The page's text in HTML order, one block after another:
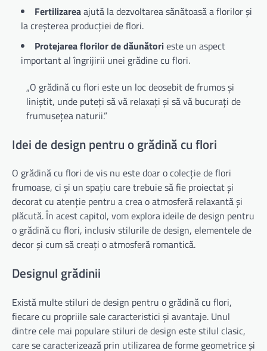
Fertilizareaajută la dezvoltarea sănătoasă a florilor și
la creșterea producției de flori.
Protejarea florilor de dăunătorieste un aspect
important al îngrijirii unei grădine cu flori.
„O grădină cu flori este un loc deosebit de frumos și
liniștit, unde puteți să vă relaxați și să vă bucurați de
frumusețea naturii.”
Idei de design pentru o grădină cu flori
O grădină cu flori de vis nu este doar o colecție de flori
frumoase, ci și un spațiu care trebuie să fie proiectat și
decorat cu atenție pentru a crea o atmosferă relaxantă și
plăcută. În acest capitol, vom explora ideile de design pentru
o grădină cu flori, inclusiv stilurile de design, elementele de
decor și cum să creați o atmosferă romantică.
Designul grădinii
Există multe stiluri de design pentru o grădină cu flori,
fiecare cu propriile sale caracteristici și avantaje. Unul
dintre cele mai populare stiluri de design este stilul clasic,
care se caracterizează prin utilizarea de forme geometrice și